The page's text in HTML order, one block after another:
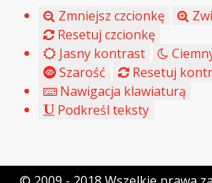
Zmniejsz czcionkę
Resetuj czcionkę
Jasny kontrast
Szarość
Resetuj
Nawigacja klawiaturą
Podkreśl teksty